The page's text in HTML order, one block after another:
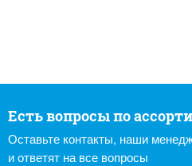
Есть вопросы по
Оставьте контакты, наши
и ответят на все вопросы